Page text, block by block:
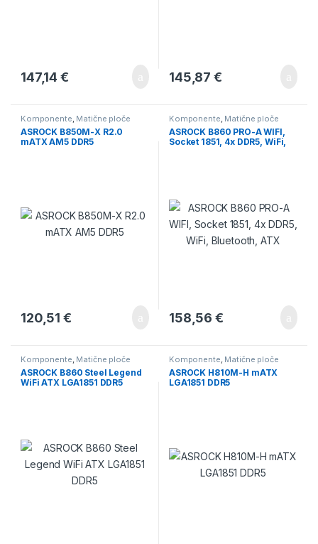
147,14€ 145,87€
Komponente, Matične ploče
ASROCK B850M-X R2.0
mATX AM5 DDR5
120,51€
Komponente, Matične ploče
ASROCK B860 PRO-A WIFI,
Socket 1851, 4x DDR5, WiFi,
158,56€
Komponente, Matične ploče
ASROCK B860 Steel Legend
WiFi ATX LGA1851 DDR5
Komponente, Matične ploče
ASROCK H810M-H mATX
LGA1851 DDR5